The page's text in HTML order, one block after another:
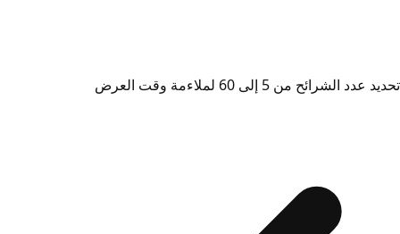
تحديد عدد الشرائح من 5 إلى 60 لملاءمة وقت العرض